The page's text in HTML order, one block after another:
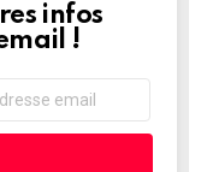
infos
!